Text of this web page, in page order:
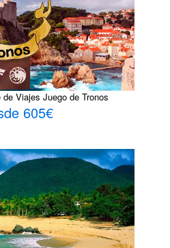
Viajes Juego de Tronos
605€